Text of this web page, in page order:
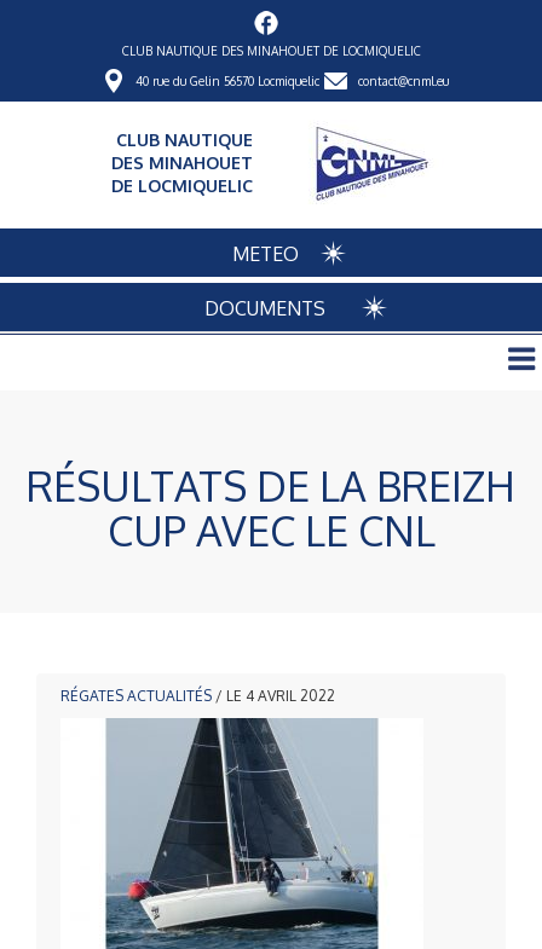
CLUB NAUTIQUE DES MINAHOUET DE LOCMIQUELIC
40 rue du Gelin 56570 Locmiquelic contact@cnml.eu
CLUB NAUTIQUE
DES MINAHOUET
DE LOCMIQUELIC
METEO
DOCUMENTS
RÉSULTATS DE LA BREIZH
CUP AVEC LE CNL
RÉGATES ACTUALITÉS / LE 4 AVRIL 2022